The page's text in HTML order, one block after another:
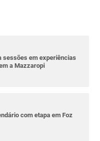
sessões em experiências
a Mazzaropi
com etapa em Foz